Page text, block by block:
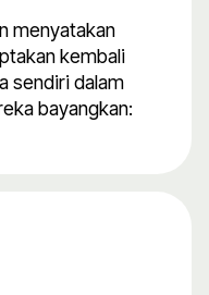
menyatakan
kembali
sendiri dalam
bayangkan: